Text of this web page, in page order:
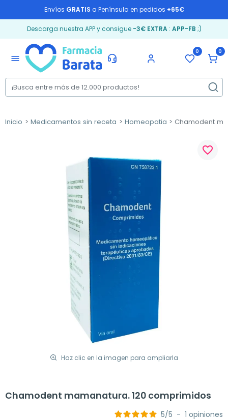
Envíos GRATIS a Península en pedidos +65€
Descarga nuestra APP y consigue -3€ EXTRA: APP-FB ;)
menu
0 0
Inicio Medicamentos sin receta Homeopatia Chamodent
Haz clic en la imagen para ampliarla
favorite_border
Chamodent mamanatura. 120 comprimidos
5/5 - 1 opiniones